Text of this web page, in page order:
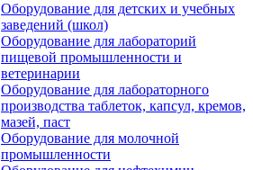
Оборудование для детских и учебных
заведений (школ)
Оборудование для лабораторий
пищевой промышленности и
ветеринарии
Оборудование для лабораторного
производства таблеток, капсул, кремов,
мазей, паст
Оборудование для молочной
промышленности